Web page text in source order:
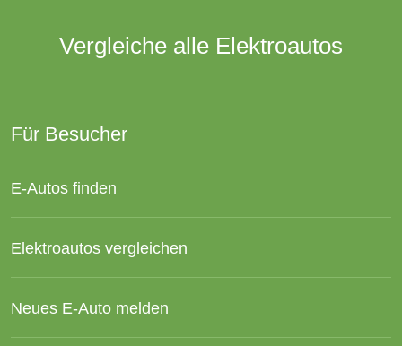
Vergleiche alle Elektroautos
Für Besucher
E-Autos finden
Elektroautos vergleichen
Neues E-Auto melden